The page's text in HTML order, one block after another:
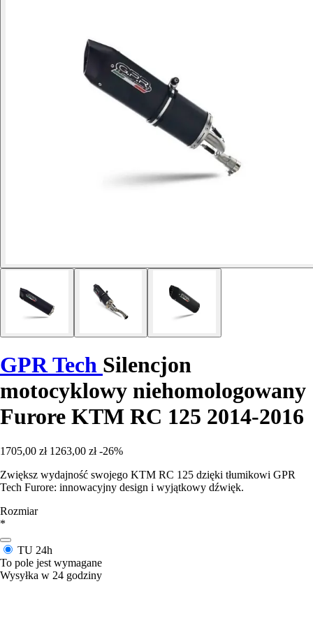
GPR Tech Silencjon
motocyklowy niehomologowany
Furore KTM RC 125 2014-2016
1705,00 zł 1263,00 zł -26%
Zwiększ wydajność swojego KTM RC 125 dzięki tłumikowi GPR
Tech Furore: innowacyjny design i wyjątkowy dźwięk.
Rozmiar
*
TU 24h
To pole jest wymagane
Wysyłka w 24 godziny